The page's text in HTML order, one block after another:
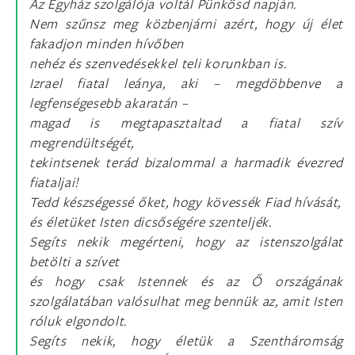
Nem szűnsz meg közbenjárni azért, hogy új élet
fakadjon minden hívőben
nehéz és szenvedésekkel teli korunkban is.
Izrael fiatal leánya, aki – megdöbbenve a
legfenségesebb akaratán –
magad is megtapasztaltad a fiatal szív
megrendültségét,
tekintsenek terád bizalommal a harmadik évezred
fiataljai!
Tedd készségessé őket, hogy kövessék Fiad hívását,
és életüket Isten dicsőségére szenteljék.
Segíts nekik megérteni, hogy az istenszolgálat
betölti a szívet
és hogy csak Istennek és az Ő országának
szolgálatában valósulhat meg bennük az, amit Isten
róluk elgondolt.
Segíts nekik, hogy életük a Szentháromság